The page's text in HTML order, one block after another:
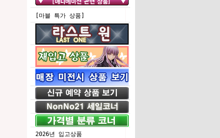
[마블 특가 상품]
2026년 입고상품